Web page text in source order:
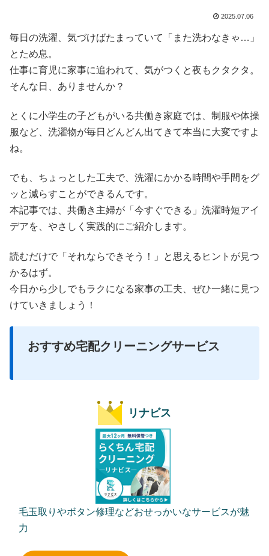
2025.07.06
毎日の洗濯、気づけばたまっていて「また洗わなきゃ…」
とため息。
仕事に育児に家事に追われて、気がつくと夜もクタクタ。
そんな日、ありませんか？
とくに小学生の子どもがいる共働き家庭では、制服や体操
服など、洗濯物が毎日どんどん出てきて本当に大変ですよ
ね。
でも、ちょっとした工夫で、洗濯にかかる時間や手間をグ
ッと減らすことができるんです。
本記事では、共働き主婦が「今すぐできる」洗濯時短アイ
デアを、やさしく実践的にご紹介します。
読むだけで「それならできそう！」と思えるヒントが見つ
かるはず。
今日から少しでもラクになる家事の工夫、ぜひ一緒に見つ
けていきましょう！
おすすめ宅配クリーニングサービス
リナビス
毛玉取りやボタン修理などおせっかいなサービスが魅
力